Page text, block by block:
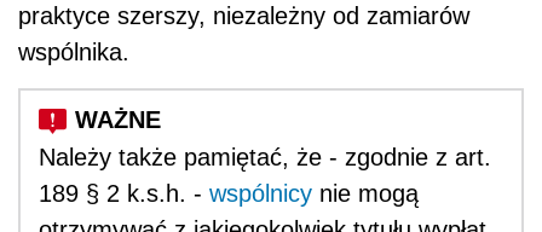
praktyce szerszy, niezależny od zamiarów
wspólnika.
Należy także pamiętać, że - zgodnie z art.
189 § 2 k.s.h. - wspólnicy nie mogą